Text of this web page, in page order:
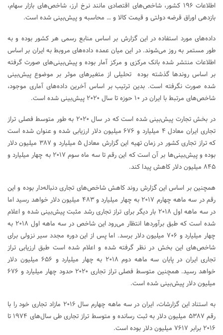
اطلاعات ۱۹۶ کشور، شاخص‌های اقتصادی مانند نرخ ارز، شاخص‌های بازار سهام،
بازدهی اوراق قرضه دولتی و قیمت کالا و … محاسبه و پیش‌بینی شده است.
داده‌های مورد استفاده در این گزارش بر اساس منابع رسمی هر کشور بوده و به
طور مستمر به روز می‌شوند. در این میان عمده داده‌های مروبط به ایران بر اساس
اطلاعات منتشر شده بانک مرکزی و مرکز آمار بوده‌ و پیش‌بینی‌های صورت گرفته
بر اساس روندها گذشته بوده تحلیلی از متغیرهای موثر بر موضوع پیش‌بینی
شده صورت نگرفته است. بدین ترتیب بر اساس آخرین داده‌های آماری موجود،
شاخص‌های مرتبط با ایران در ۱۰ حوزه تا سال ۲۰۲۰ پیش‌بینی شده است.
در بخش تجارت پیش‌بینی شده است که در سال ۲۰۲۰ به طور متوسط فصلی تراز
تجاری ایران معادل ۴ میلیارد و ۶۷۶ میلیون دلار ارزیابی شده و عنوان شده است
که تراز تجاری کشور در زمان تهیه این گزارش معادل ۵ میلیارد و ۳۸۷ میلیون دلار
بوده و پیش‌بینی‌ها بر آن است که این رقم تا سه ماه سوم ۲۰۱۷ به چهار میلیارد و
۸۴۵ میلیون دلار کاهش پیدا کند.
همچنین بر اساس این گزارش روند کاهش شاخص‌های تجاری دنباله‌دار بوده و این
رقم در سه ماهه چهارم ۲۰۱۷ به چهار میلیارد و ۴۸۳ میلیون دلار خواهد رسید اما
در سه ماهه اول ۲۰۱۸ بار دیگر برای تراز تجاری رشد مثبت پیش‌بینی شده و اعلام
شده است که طبق برآوردها انتظار می‌رود این شاخص در سه ماهه اول ۲۰۱۸ به
چهار میلیارد و ۷۰۶ میلیون دلار برسد. اما پس از این دوره مجدد سیر نزولی برای
شاخص‌های این بخش در نظر گرفته شده و اعلام شده است طبق ارزیابی تراز
تجاری ایران در پایان سه ماهه دوم ۲۰۱۸ به چهار میلیارد و ۶۵۶ میلیون دلار
خواهد رسید. همچنین متوسط فصلی تراز تجاری ۲۰۲۰ حدود چهار میلیارد و ۶۷۶
میلیون دلار پیش‌بینی شده است.
به استناد این گزارشات، ایران در سه ماهه چهارم سال ۲۰۱۶ مازاد تجاری خود را با
رقم ۵۳۸۷ میلیون دلار به ثبت رسانده و متوسط تراز تجاری طی سال‌های ۱۹۷۴ تا
۲۰۱۶ برابر ۷۶۱۷ میلیون دلار بوده است.